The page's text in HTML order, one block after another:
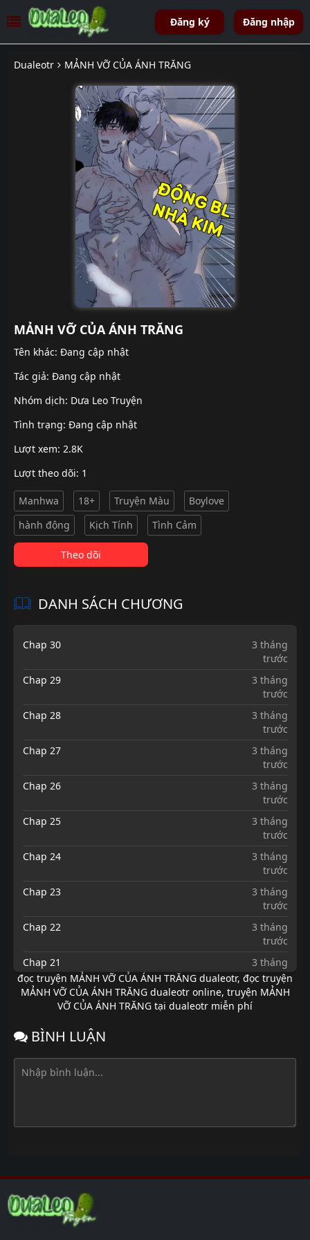
Đăng ký Đăng nhập
Dualeotr MẢNH VỠ CỦA ÁNH TRĂNG
MẢNH VỠ CỦA ÁNH TRĂNG
Tên khác: Đang cập nhật
Tác giả: Đang cập nhật
Nhóm dịch: Dưa Leo Truyện
Tình trạng: Đang cập nhật
Lượt xem: 2.8K
Lượt theo dõi: 1
Manhwa 18+ Truyện Màu
Boylove
hành động
Kịch Tính Tình Cảm
Theo dõi
DANH SÁCH CHƯƠNG
Chap 30
3 tháng
trước
Chap 29
3 tháng
trước
Chap 28
3 tháng
trước
Chap 27
3 tháng
trước
Chap 26
3 tháng
trước
Chap 25
3 tháng
trước
Chap 24
3 tháng
trước
Chap 23
3 tháng
trước
Chap 22
3 tháng
trước
Chap 21
3 tháng
trước
Chap 20
6 tháng
Chap 19
Chap 18
Chap 15
6 tháng
Chap 14
đọc truyện MẢNH VỠ CỦA ÁNH TRĂNG dualeotr, đọc truyện
MẢNH VỠ CỦA ÁNH TRĂNG dualeotr online, truyện MẢNH
VỠ CỦA ÁNH TRĂNG tại dualeotr miễn phí
BÌNH LUẬN